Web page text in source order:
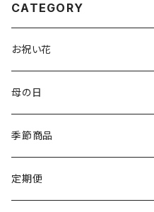
CATEGORY
お祝い花
母の日
季節商品
母の日
定期便